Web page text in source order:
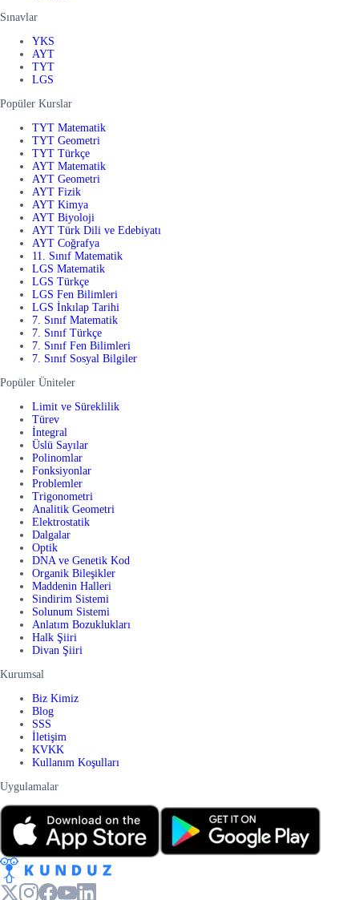
Sınavlar
YKS
AYT
TYT
LGS
Popüler Kurslar
TYT Matematik
TYT Geometri
TYT Türkçe
AYT Matematik
AYT Geometri
AYT Fizik
AYT Kimya
AYT Biyoloji
AYT Türk Dili ve Edebiyatı
AYT Coğrafya
11. Sınıf Matematik
LGS Matematik
LGS Türkçe
LGS Fen Bilimleri
LGS İnkılap Tarihi
7. Sınıf Matematik
7. Sınıf Türkçe
7. Sınıf Fen Bilimleri
7. Sınıf Sosyal Bilgiler
Popüler Üniteler
Limit ve Süreklilik
Türev
İntegral
Üslü Sayılar
Polinomlar
Fonksiyonlar
Problemler
Trigonometri
Analitik Geometri
Elektrostatik
Dalgalar
Optik
DNA ve Genetik Kod
Organik Bileşikler
Maddenin Halleri
Sindirim Sistemi
Solunum Sistemi
Anlatım Bozuklukları
Halk Şiiri
Divan Şiiri
Kurumsal
Biz Kimiz
Blog
SSS
İletişim
KVKK
Kullanım Koşulları
Uygulamalar